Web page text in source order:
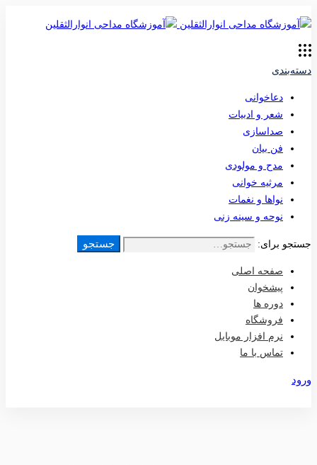
دسته‌بندی
دعاخوانی
شعر و ادبیات
صداسازی
فن بیان
مدح و مولودی
مرثیه خوانی
نواها و نغمات
نوحه و سینه زنی
جستجو برای: جستجو
صفحه اصلی
پیشخوان
دوره ها
فروشگاه
نرم افزار موبایل
تماس با ما
ورود